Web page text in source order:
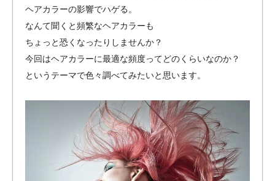
ヘアカラーの影響でハゲる。
なんて聞くと頻繁なヘアカラーも
ちょっと恐くなったりしませんか？
今回はヘアカラーに最適な頻度ってどのくらいなのか？
というテーマで色々調べてみたいと思います。